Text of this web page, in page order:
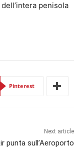
penisola
Pinterest
Next article
punta sull’Aeroporto